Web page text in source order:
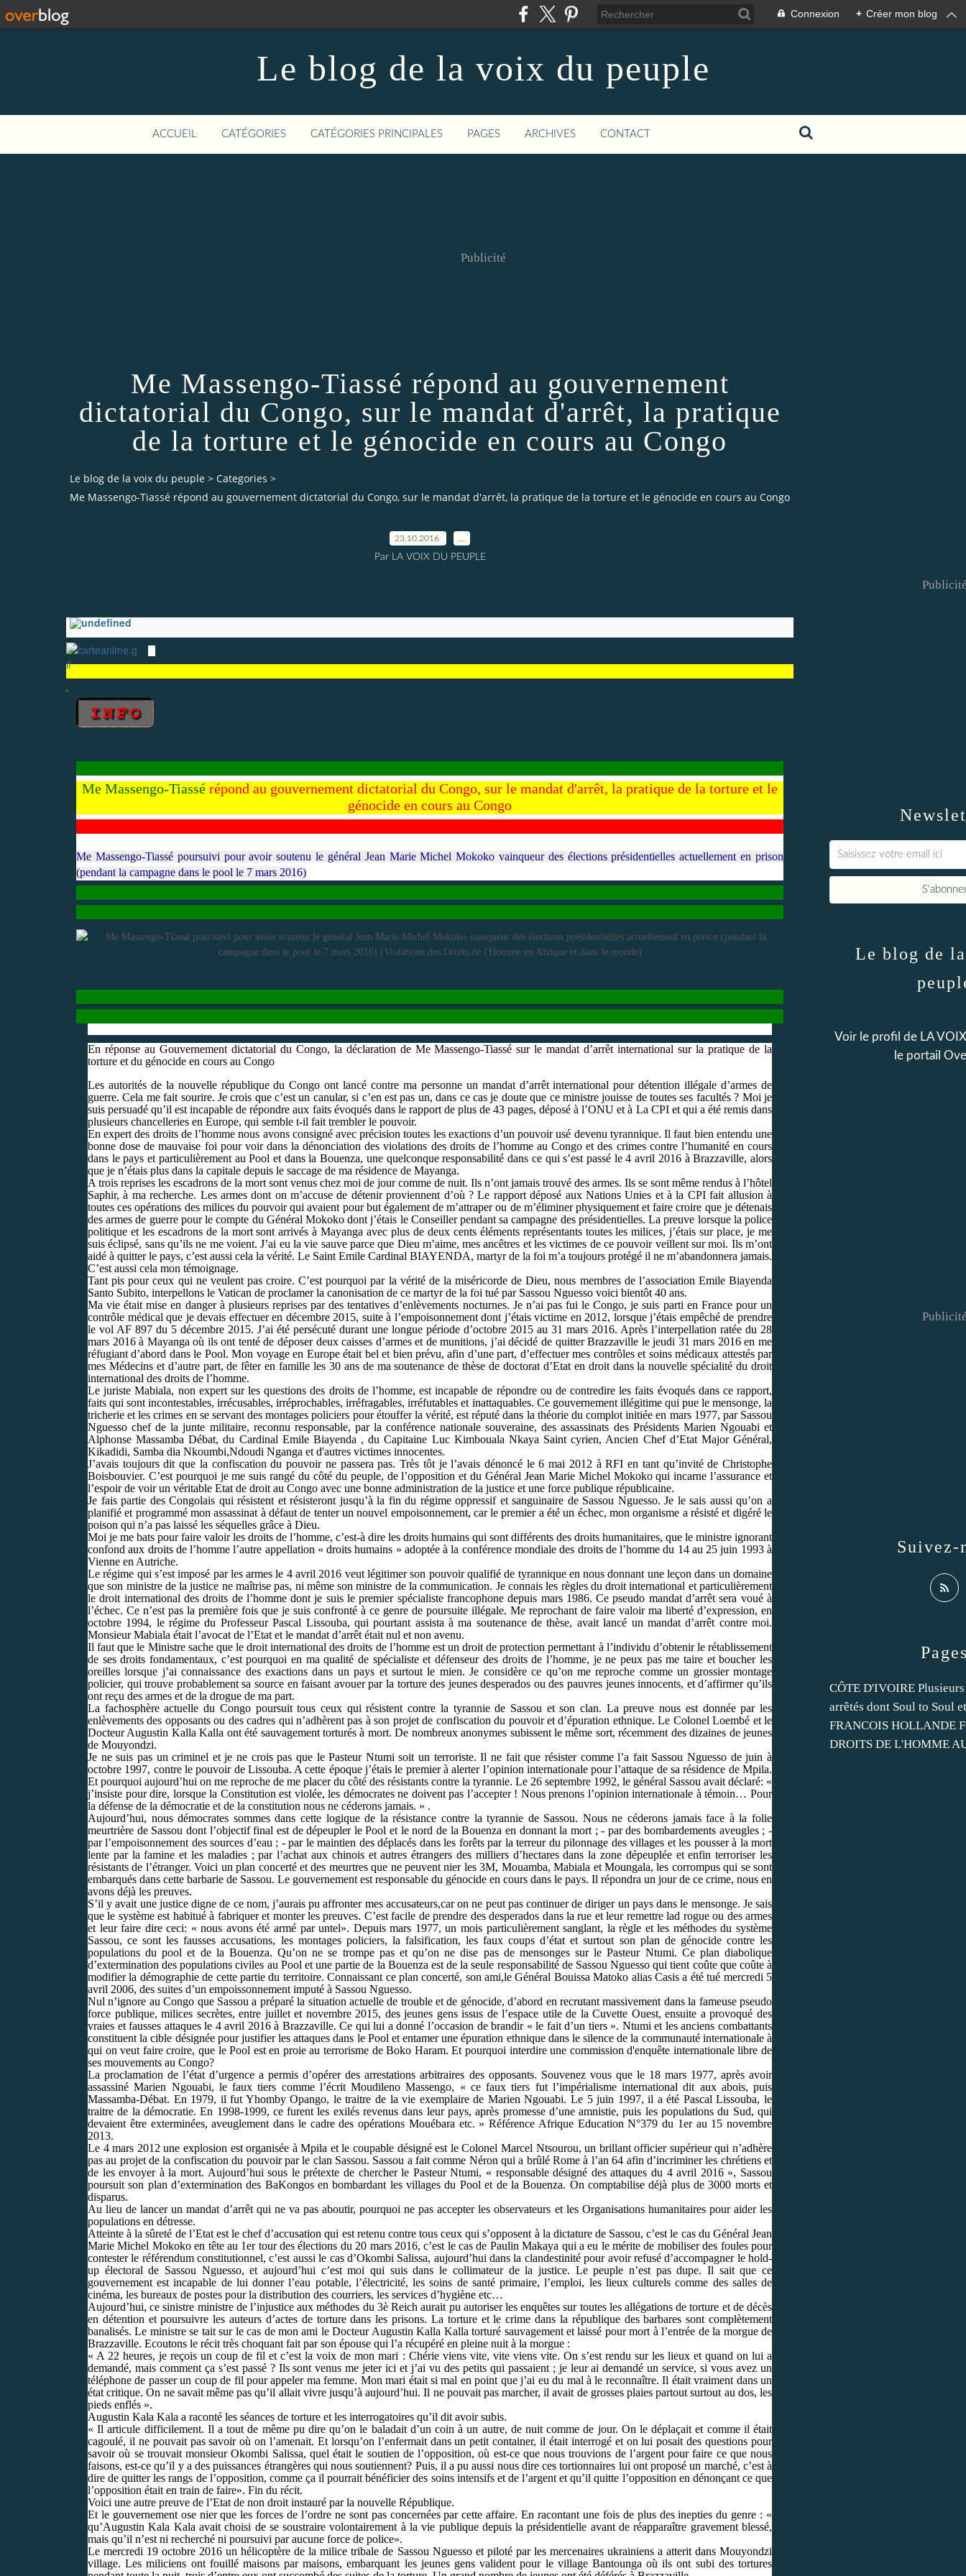
Connexion + Créer mon blog
Le blog de la voix du peuple
ACCUEIL CATÉGORIES CATÉGORIES PRINCIPALES PAGES ARCHIVES CONTACT
Publicité
Me Massengo-Tiassé répond au gouvernement
dictatorial du Congo, sur le mandat d'arrêt, la pratique
de la torture et le génocide en cours au Congo
Le blog de la voix du peuple > Categories >
Me Massengo-Tiassé répond au gouvernement dictatorial du Congo, sur le mandat d'arrêt, la pratique de la torture et le génocide en cours au Congo
23.10.2016
Par LA VOIX DU PEUPLE
Me Massengo-Tiassé répond au gouvernement dictatorial du Congo, sur le mandat d'arrêt, la pratique de la torture et le
génocide en cours au Congo
Me Massengo-Tiassé poursuivi pour avoir soutenu le général Jean Marie Michel Mokoko vainqueur des élections présidentielles actuellement en prison
(pendant la campagne dans le pool le 7 mars 2016)
En réponse au Gouvernement dictatorial du Congo, la déclaration de Me Massengo-Tiassé sur le mandat d’arrêt international sur la pratique de la
torture et du génocide en cours au Congo
Les autorités de la nouvelle république du Congo ont lancé contre ma personne un mandat d’arrêt international pour détention illégale d’armes de
guerre. Cela me fait sourire. Je crois que c’est un canular, si c’en est pas un, dans ce cas je doute que ce ministre jouisse de toutes ses facultés ? Moi je
suis persuadé qu’il est incapable de répondre aux faits évoqués dans le rapport de plus de 43 pages, déposé à l’ONU et à La CPI et qui a été remis dans
plusieurs chancelleries en Europe, qui semble t-il fait trembler le pouvoir.
En expert des droits de l’homme nous avons consigné avec précision toutes les exactions d’un pouvoir usé devenu tyrannique. Il faut bien entendu une
bonne dose de mauvaise foi pour voir dans la dénonciation des violations des droits de l’homme au Congo et des crimes contre l’humanité en cours
dans le pays et particulièrement au Pool et dans la Bouenza, une quelconque responsabilité dans ce qui s’est passé le 4 avril 2016 à Brazzaville, alors
que je n’étais plus dans la capitale depuis le saccage de ma résidence de Mayanga.
A trois reprises les escadrons de la mort sont venus chez moi de jour comme de nuit. Ils n’ont jamais trouvé des armes. Ils se sont même rendus à l’hôtel
Saphir, à ma recherche. Les armes dont on m’accuse de détenir proviennent d’où ? Le rapport déposé aux Nations Unies et à la CPI fait allusion à
toutes ces opérations des milices du pouvoir qui avaient pour but également de m’attraper ou de m’éliminer physiquement et faire croire que je détenais
des armes de guerre pour le compte du Général Mokoko dont j’étais le Conseiller pendant sa campagne des présidentielles. La preuve lorsque la police
politique et les escadrons de la mort sont arrivés à Mayanga avec plus de deux cents éléments représentants toutes les milices, j’étais sur place, je me
suis éclipsé, sans qu’ils ne me voient. J’ai eu la vie sauve parce que Dieu m’aime, mes ancêtres et les victimes de ce pouvoir veillent sur moi. Ils m’ont
aidé à quitter le pays, c’est aussi cela la vérité. Le Saint Emile Cardinal BIAYENDA, martyr de la foi m’a toujours protégé il ne m’abandonnera jamais.
C’est aussi cela mon témoignage.
Tant pis pour ceux qui ne veulent pas croire. C’est pourquoi par la vérité de la miséricorde de Dieu, nous membres de l’association Emile Biayenda
Santo Subito, interpellons le Vatican de proclamer la canonisation de ce martyr de la foi tué par Sassou Nguesso voici bientôt 40 ans.
Ma vie était mise en danger à plusieurs reprises par des tentatives d’enlèvements nocturnes. Je n’ai pas fui le Congo, je suis parti en France pour un
contrôle médical que je devais effectuer en décembre 2015, suite à l’empoisonnement dont j’étais victime en 2012, lorsque j’étais empêché de prendre
le vol AF 897 du 5 décembre 2015. J’ai été persécuté durant une longue période d’octobre 2015 au 31 mars 2016. Après l’interpellation ratée du 28
mars 2016 à Mayanga où ils ont tenté de déposer deux caisses d’armes et de munitions, j’ai décidé de quitter Brazzaville le jeudi 31 mars 2016 en me
réfugiant d’abord dans le Pool. Mon voyage en Europe était bel et bien prévu, afin d’une part, d’effectuer mes contrôles et soins médicaux attestés par
mes Médecins et d’autre part, de fêter en famille les 30 ans de ma soutenance de thèse de doctorat d’Etat en droit dans la nouvelle spécialité du droit
international des droits de l’homme.
Le juriste Mabiala, non expert sur les questions des droits de l’homme, est incapable de répondre ou de contredire les faits évoqués dans ce rapport,
faits qui sont incontestables, irrécusables, irréprochables, irréfragables, irréfutables et inattaquables. Ce gouvernement illégitime qui pue le mensonge, la
tricherie et les crimes en se servant des montages policiers pour étouffer la vérité, est réputé dans la théorie du complot initiée en mars 1977, par Sassou
Nguesso chef de la junte militaire, reconnu responsable, par la conférence nationale souveraine, des assassinats des Présidents Marien Ngouabi et
Alphonse Massamba Débat, du Cardinal Emile Biayenda , du Capitaine Luc Kimbouala Nkaya Saint cyrien, Ancien Chef d’Etat Major Général,
Kikadidi, Samba dia Nkoumbi,Ndoudi Nganga et d'autres victimes innocentes.
J’avais toujours dit que la confiscation du pouvoir ne passera pas. Très tôt je l’avais dénoncé le 6 mai 2012 à RFI en tant qu’invité de Christophe
Boisbouvier. C’est pourquoi je me suis rangé du côté du peuple, de l’opposition et du Général Jean Marie Michel Mokoko qui incarne l’assurance et
l’espoir de voir un véritable Etat de droit au Congo avec une bonne administration de la justice et une force publique républicaine.
Je fais partie des Congolais qui résistent et résisteront jusqu’à la fin du régime oppressif et sanguinaire de Sassou Nguesso. Je le sais aussi qu’on a
planifié et programmé mon assassinat à défaut de tenter un nouvel empoisonnement, car le premier a été un échec, mon organisme a résisté et digéré le
poison qui n’a pas laissé les séquelles grâce à Dieu.
Moi je me bats pour faire valoir les droits de l’homme, c’est-à dire les droits humains qui sont différents des droits humanitaires, que le ministre ignorant
confond aux droits de l’homme l’autre appellation « droits humains » adoptée à la conférence mondiale des droits de l’homme du 14 au 25 juin 1993 à
Vienne en Autriche.
Le régime qui s’est imposé par les armes le 4 avril 2016 veut légitimer son pouvoir qualifié de tyrannique en nous donnant une leçon dans un domaine
que son ministre de la justice ne maîtrise pas, ni même son ministre de la communication. Je connais les règles du droit international et particulièrement
le droit international des droits de l’homme dont je suis le premier spécialiste francophone depuis mars 1986. Ce pseudo mandat d’arrêt sera voué à
l’échec. Ce n’est pas la première fois que je suis confronté à ce genre de poursuite illégale. Me reprochant de faire valoir ma liberté d’expression, en
octobre 1994, le régime du Professeur Pascal Lissouba, qui pourtant assista à ma soutenance de thèse, avait lancé un mandat d’arrêt contre moi.
Monsieur Mabiala était l’avocat de l’Etat et le mandat d’arrêt était nul et non avenu.
Il faut que le Ministre sache que le droit international des droits de l’homme est un droit de protection permettant à l’individu d’obtenir le rétablissement
de ses droits fondamentaux, c’est pourquoi en ma qualité de spécialiste et défenseur des droits de l’homme, je ne peux pas me taire et boucher les
oreilles lorsque j’ai connaissance des exactions dans un pays et surtout le mien. Je considère ce qu’on me reproche comme un grossier montage
policier, qui trouve probablement sa source en faisant avouer par la torture des jeunes desperados ou des pauvres jeunes innocents, et d’affirmer qu’ils
ont reçu des armes et de la drogue de ma part.
La fachosphère actuelle du Congo poursuit tous ceux qui résistent contre la tyrannie de Sassou et son clan. La preuve nous est donnée par les
enlèvements des opposants ou des cadres qui n’adhèrent pas à son projet de confiscation du pouvoir et d’épuration ethnique. Le Colonel Loembé et le
Docteur Augustin Kalla Kalla ont été sauvagement torturés à mort. De nombreux anonymes subissent le même sort, récemment des dizaines de jeunes
de Mouyondzi.
Je ne suis pas un criminel et je ne crois pas que le Pasteur Ntumi soit un terroriste. Il ne fait que résister comme l’a fait Sassou Nguesso de juin à
octobre 1997, contre le pouvoir de Lissouba. A cette époque j’étais le premier à alerter l’opinion internationale pour l’attaque de sa résidence de Mpila.
Et pourquoi aujourd’hui on me reproche de me placer du côté des résistants contre la tyrannie. Le 26 septembre 1992, le général Sassou avait déclaré: «
j’insiste pour dire, lorsque la Constitution est violée, les démocrates ne doivent pas l’accepter ! Nous prenons l’opinion internationale à témoin… Pour
la défense de la démocratie et de la constitution nous ne céderons jamais. » .
Aujourd’hui, nous démocrates sommes dans cette logique de la résistance contre la tyrannie de Sassou. Nous ne céderons jamais face à la folie
meurtrière de Sassou dont l’objectif final est de dépeupler le Pool et le nord de la Bouenza en donnant la mort ; - par des bombardements aveugles ; -
par l’empoisonnement des sources d’eau ; - par le maintien des déplacés dans les forêts par la terreur du pilonnage des villages et les pousser à la mort
lente par la famine et les maladies ; par l’achat aux chinois et autres étrangers des milliers d’hectares dans la zone dépeuplée et enfin terroriser les
résistants de l’étranger. Voici un plan concerté et des meurtres que ne peuvent nier les 3M, Mouamba, Mabiala et Moungala, les corrompus qui se sont
embarqués dans cette barbarie de Sassou. Le gouvernement est responsable du génocide en cours dans le pays. Il répondra un jour de ce crime, nous en
avons déjà les preuves.
S’il y avait une justice digne de ce nom, j’aurais pu affronter mes accusateurs,car on ne peut pas continuer de diriger un pays dans le mensonge. Je sais
que le système est habitué à fabriquer et monter les preuves. C’est facile de prendre des desperados dans la rue et leur remettre lad rogue ou des armes
et leur faire dire ceci: « nous avons été armé par untel». Depuis mars 1977, un mois particulièrement sanglant, la règle et les méthodes du système
Sassou, ce sont les fausses accusations, les montages policiers, la falsification, les faux coups d’état et surtout son plan de génocide contre les
populations du pool et de la Bouenza. Qu’on ne se trompe pas et qu’on ne dise pas de mensonges sur le Pasteur Ntumi. Ce plan diabolique
d’extermination des populations civiles au Pool et une partie de la Bouenza est de la seule responsabilité de Sassou Nguesso qui tient coûte que coûte à
modifier la démographie de cette partie du territoire. Connaissant ce plan concerté, son ami,le Général Bouissa Matoko alias Casis a été tué mercredi 5
avril 2006, des suites d’un empoissonnement imputé à Sassou Nguesso.
Nul n’ignore au Congo que Sassou a préparé la situation actuelle de trouble et de génocide, d’abord en recrutant massivement dans la fameuse pseudo
force publique, milices secrètes, entre juillet et novembre 2015, des jeunes gens issus de l’espace utile de la Cuvette Ouest, ensuite a provoqué des
vraies et fausses attaques le 4 avril 2016 à Brazzaville. Ce qui lui a donné l’occasion de brandir « le fait d’un tiers ». Ntumi et les anciens combattants
constituent la cible désignée pour justifier les attaques dans le Pool et entamer une épuration ethnique dans le silence de la communauté internationale à
qui on veut faire croire, que le Pool est en proie au terrorisme de Boko Haram. Et pourquoi interdire une commission d'enquête internationale libre de
ses mouvements au Congo?
La proclamation de l’état d’urgence a permis d’opérer des arrestations arbitraires des opposants. Souvenez vous que le 18 mars 1977, après avoir
assassiné Marien Ngouabi, le faux tiers comme l’écrit Moudileno Massengo, « ce faux tiers fut l’impérialisme international dit aux abois, puis
Massamba-Débat. En 1979, il fut Yhomby Opango, le traitre de la vie exemplaire de Marien Ngouabi. Le 5 juin 1997, il a été Pascal Lissouba, le
traitre de la démocratie. En 1998-1999, ce furent les exilés revenus dans leur pays, après promesse d’une amnistie, puis les populations du Sud, qui
devaient être exterminées, aveuglement dans le cadre des opérations Mouébara etc. » Référence Afrique Education N°379 du 1er au 15 novembre
2013.
Le 4 mars 2012 une explosion est organisée à Mpila et le coupable désigné est le Colonel Marcel Ntsourou, un brillant officier supérieur qui n’adhère
pas au projet de la confiscation du pouvoir par le clan Sassou. Sassou a fait comme Néron qui a brûlé Rome à l’an 64 afin d’incriminer les chrétiens et
de les envoyer à la mort. Aujourd’hui sous le prétexte de chercher le Pasteur Ntumi, « responsable désigné des attaques du 4 avril 2016 », Sassou
poursuit son plan d’extermination des BaKongos en bombardant les villages du Pool et de la Bouenza. On comptabilise déjà plus de 3000 morts et
disparus.
Au lieu de lancer un mandat d’arrêt qui ne va pas aboutir, pourquoi ne pas accepter les observateurs et les Organisations humanitaires pour aider les
populations en détresse.
Atteinte à la sûreté de l’Etat est le chef d’accusation qui est retenu contre tous ceux qui s’opposent à la dictature de Sassou, c’est le cas du Général Jean
Marie Michel Mokoko en tête au 1er tour des élections du 20 mars 2016, c’est le cas de Paulin Makaya qui a eu le mérite de mobiliser des foules pour
contester le référendum constitutionnel, c’est aussi le cas d’Okombi Salissa, aujourd’hui dans la clandestinité pour avoir refusé d’accompagner le hold-
up électoral de Sassou Nguesso, et aujourd’hui c’est moi qui suis dans le collimateur de la justice. Le peuple n’est pas dupe. Il sait que ce
gouvernement est incapable de lui donner l’eau potable, l’électricité, les soins de santé primaire, l’emploi, les lieux culturels comme des salles de
cinéma, les bureaux de postes pour la distribution des courriers, les services d’hygiène etc…
Aujourd’hui, ce sinistre ministre de l’injustice aux méthodes du 3è Reich aurait pu autoriser les enquêtes sur toutes les allégations de torture et de décès
en détention et poursuivre les auteurs d’actes de torture dans les prisons. La torture et le crime dans la république des barbares sont complètement
banalisés. Le ministre se tait sur le cas de mon ami le Docteur Augustin Kalla Kalla torturé sauvagement et laissé pour mort à l’entrée de la morgue de
Brazzaville. Ecoutons le récit très choquant fait par son épouse qui l’a récupéré en pleine nuit à la morgue :
« A 22 heures, je reçois un coup de fil et c’est la voix de mon mari : Chérie viens vite, vite viens vite. On s’est rendu sur les lieux et quand on lui a
demandé, mais comment ça s’est passé ? Ils sont venus me jeter ici et j’ai vu des petits qui passaient ; je leur ai demandé un service, si vous avez un
téléphone de passer un coup de fil pour appeler ma femme. Mon mari était si mal en point que j’ai eu du mal à le reconnaître. Il était vraiment dans un
état critique. On ne savait même pas qu’il allait vivre jusqu’à aujourd’hui. Il ne pouvait pas marcher, il avait de grosses plaies partout surtout au dos, les
pieds enflés ».
Augustin Kala Kala a raconté les séances de torture et les interrogatoires qu’il dit avoir subis.
« Il articule difficilement. Il a tout de même pu dire qu’on le baladait d’un coin à un autre, de nuit comme de jour. On le déplaçait et comme il était
cagoulé, il ne pouvait pas savoir où on l’amenait. Et lorsqu’on l’enfermait dans un petit container, il était interrogé et on lui posait des questions pour
savoir où se trouvait monsieur Okombi Salissa, quel était le soutien de l’opposition, où est-ce que nous trouvions de l’argent pour faire ce que nous
faisons, est-ce qu’il y a des puissances étrangères qui nous soutiennent? Puis, il a pu aussi nous dire ces tortionnaires lui ont proposé un marché, c’est à
dire de quitter les rangs de l’opposition, comme ça il pourrait bénéficier des soins intensifs et de l’argent et qu’il quitte l’opposition en dénonçant ce que
l’opposition était en train de faire». Fin du récit.
Voici une autre preuve de l’Etat de non droit instauré par la nouvelle République.
Et le gouvernement ose nier que les forces de l’ordre ne sont pas concernées par cette affaire. En racontant une fois de plus des inepties du genre : «
qu’Augustin Kala Kala avait choisi de se soustraire volontairement à la vie publique depuis la présidentielle avant de réapparaître gravement blessé,
mais qu’il n’est ni recherché ni poursuivi par aucune force de police».
Le mercredi 19 octobre 2016 un hélicoptère de la milice tribale de Sassou Nguesso et piloté par les mercenaires ukrainiens a atterit dans Mouyondzi
village. Les miliciens ont fouillé maisons par maisons, embarquant les jeunes gens valident pour le village Bantounga où ils ont subi des tortures
CÔTE D'IVOIRE
arrêtés dont Soul to Soul
FRANCOIS HOLLANDE
DROITS DE L'HOMME
Le blog de
Voir le profil de LA
le portail
Suivez-